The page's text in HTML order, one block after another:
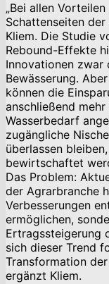
„Bei allen
Schattenseiten
Kliem. Die Studie
Rebound-Effekte
Innovationen zwar
Bewässerung.
können die
anschließend
Wasserbedarf
zugängliche
überlassen
bewirtschaftet
Das Problem:
der Agrarbranche
Verbesserungen
ermöglichen,
Ertragssteigerung
sich dieser Trend
Transformation
ergänzt Kliem.